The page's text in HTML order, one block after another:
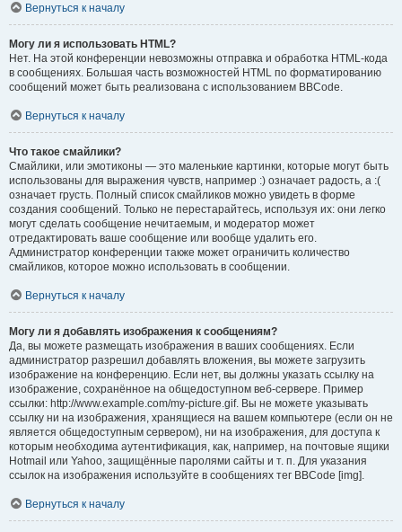
Вернуться к началу
Могу ли я использовать HTML?
Нет. На этой конференции невозможны отправка и обработка HTML-кода
в сообщениях. Большая часть возможностей HTML по форматированию
сообщений может быть реализована с использованием BBCode.
Вернуться к началу
Что такое смайлики?
Смайлики, или эмотиконы — это маленькие картинки, которые могут быть
использованы для выражения чувств, например :) означает радость, а :(
означает грусть. Полный список смайликов можно увидеть в форме
создания сообщений. Только не перестарайтесь, используя их: они легко
могут сделать сообщение нечитаемым, и модератор может
отредактировать ваше сообщение или вообще удалить его.
Администратор конференции также может ограничить количество
смайликов, которое можно использовать в сообщении.
Вернуться к началу
Могу ли я добавлять изображения к сообщениям?
Да, вы можете размещать изображения в ваших сообщениях. Если
администратор разрешил добавлять вложения, вы можете загрузить
изображение на конференцию. Если нет, вы должны указать ссылку на
изображение, сохранённое на общедоступном веб-сервере. Пример
ссылки: http://www.example.com/my-picture.gif. Вы не можете указывать
ссылку ни на изображения, хранящиеся на вашем компьютере (если он не
является общедоступным сервером), ни на изображения, для доступа к
которым необходима аутентификация, как, например, на почтовые ящики
Hotmail или Yahoo, защищённые паролями сайты и т. п. Для указания
ссылок на изображения используйте в сообщениях тег BBCode [img].
Вернуться к началу